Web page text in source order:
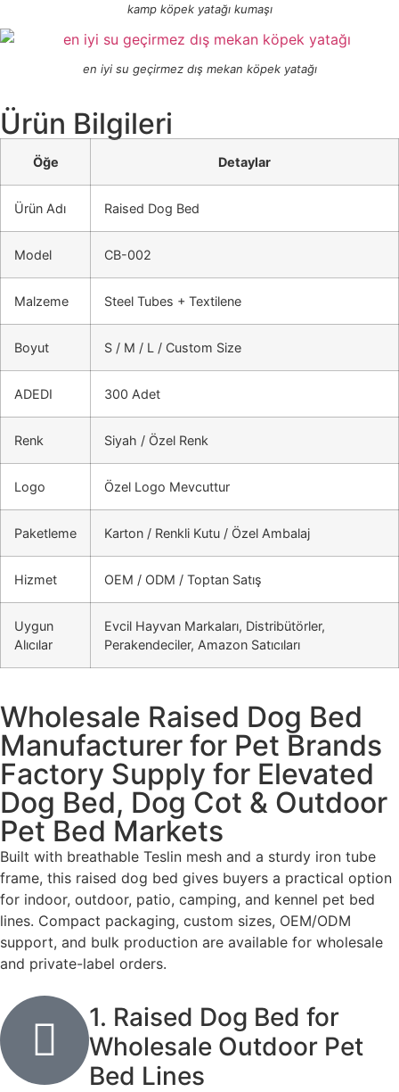
kamp köpek yatağı kumaşı
en iyi su geçirmez dış mekan köpek yatağı
Ürün Bilgileri
Öğe Detaylar
Ürün Adı Raised Dog Bed
Model CB-002
Malzeme Steel Tubes + Textilene
Boyut S / M / L / Custom Size
ADEDI 300 Adet
Renk Siyah / Özel Renk
Logo Özel Logo Mevcuttur
Paketleme Karton / Renkli Kutu / Özel Ambalaj
Hizmet OEM / ODM / Toptan Satış
Uygun
Alıcılar
Evcil Hayvan Markaları, Distribütörler,
Perakendeciler, Amazon Satıcıları
Wholesale Raised Dog Bed
Manufacturer for Pet Brands
Factory Supply for Elevated
Dog Bed, Dog Cot & Outdoor
Pet Bed Markets
Built with breathable Teslin mesh and a sturdy iron tube
frame, this raised dog bed gives buyers a practical option
for indoor, outdoor, patio, camping, and kennel pet bed
lines. Compact packaging, custom sizes, OEM/ODM
support, and bulk production are available for wholesale
and private-label orders.
1. Raised Dog Bed for
Wholesale Outdoor Pet
Bed Lines